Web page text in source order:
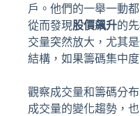
戶。他們的一舉一動
從而發現股價飆升的
交量突然放大，尤其
結構，如果籌碼集中
觀察成交量和籌碼分
成交量的變化趨勢，